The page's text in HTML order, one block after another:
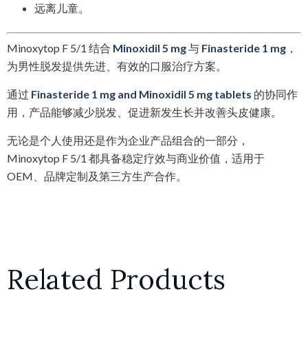
远离儿童。
Minoxytop F 5/1 结合 Minoxidil 5 mg与 Finasteride 1 mg ，
为男性脱发提供先进、有效的口服治疗方案。
通过 Finasteride 1 mg and Minoxidil 5 mg tablets 的协同作
用，产品能够减少脱发、促进新发生长并改善头皮健康。
无论是个人使用还是作为企业产品组合的一部分，
Minoxytop F 5/1 都具备稳定疗效与商业价值，适用于
OEM、品牌定制及第三方生产合作。
Related Products